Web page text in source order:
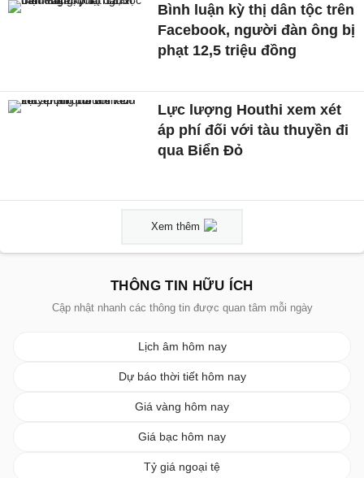
Bình luận kỳ thị dân tộc trên
Facebook, người đàn ông bị
phạt 12,5 triệu đồng
Lực lượng Houthi xem xét
áp phí đối với tàu thuyền đi
qua Biển Đỏ
Xem thêm
THÔNG TIN HỮU ÍCH
Cập nhật nhanh các thông tin được quan tâm mỗi ngày
Lịch âm hôm nay
Dự báo thời tiết hôm nay
Giá vàng hôm nay
Giá bạc hôm nay
Tỷ giá ngoại tệ